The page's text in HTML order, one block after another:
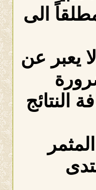
الى
يعبر عن
النتائج